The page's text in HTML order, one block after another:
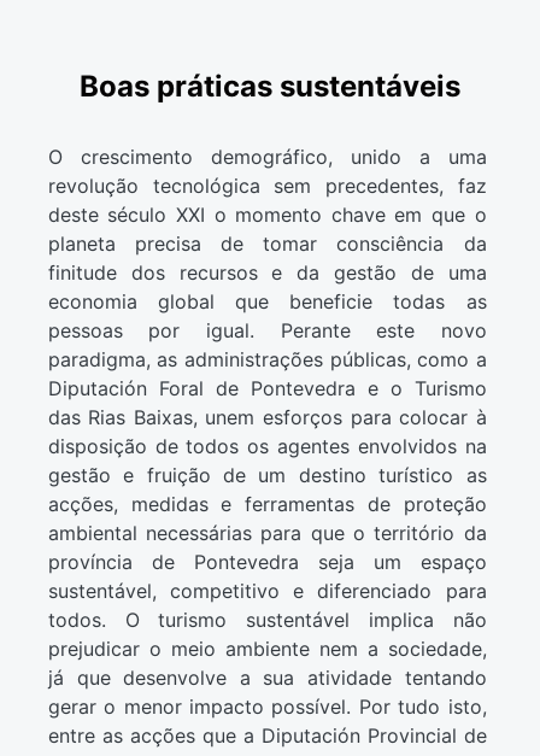
Boas práticas sustentáveis
O crescimento demográfico, unido a uma
revolução tecnológica sem precedentes, faz
deste século XXI o momento chave em que o
planeta precisa de tomar consciência da
finitude dos recursos e da gestão de uma
economia global que beneficie todas as
pessoas por igual. Perante este novo
paradigma, as administrações públicas, como a
Diputación Foral de Pontevedra e o Turismo
das Rias Baixas, unem esforços para colocar à
disposição de todos os agentes envolvidos na
gestão e fruição de um destino turístico as
acções, medidas e ferramentas de proteção
ambiental necessárias para que o território da
província de Pontevedra seja um espaço
sustentável, competitivo e diferenciado para
todos. O turismo sustentável implica não
prejudicar o meio ambiente nem a sociedade,
já que desenvolve a sua atividade tentando
gerar o menor impacto possível. Por tudo isto,
entre as acções que a Diputación Provincial de